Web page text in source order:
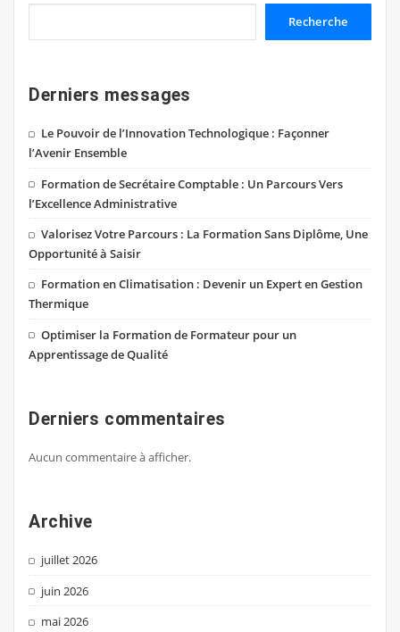
Recherche
Derniers messages
Le Pouvoir de l’Innovation Technologique : Façonner
l’Avenir Ensemble
Formation de Secrétaire Comptable : Un Parcours Vers
l’Excellence Administrative
Valorisez Votre Parcours : La Formation Sans Diplôme, Une
Opportunité à Saisir
Formation en Climatisation : Devenir un Expert en Gestion
Thermique
Optimiser la Formation de Formateur pour un
Apprentissage de Qualité
Derniers commentaires
Aucun commentaire à afficher.
Archive
juillet 2026
juin 2026
mai 2026